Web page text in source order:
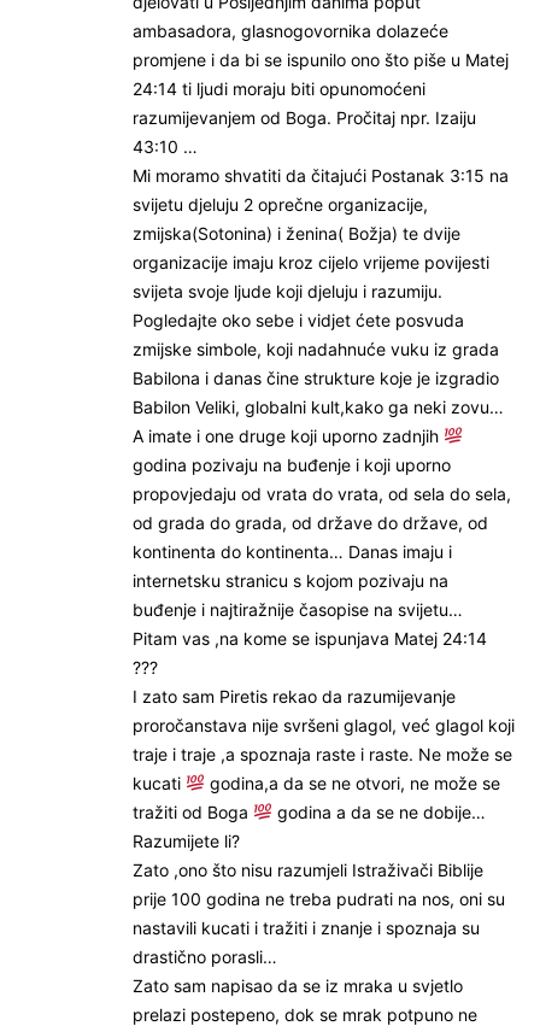
ambasadora, glasnogovornika dolazeće
promjene i da bi se ispunilo ono što piše u Matej
24:14 ti ljudi moraju biti opunomoćeni
razumijevanjem od Boga. Pročitaj npr. Izaiju
43:10 …
Mi moramo shvatiti da čitajući Postanak 3:15 na
svijetu djeluju 2 oprečne organizacije,
zmijska(Sotonina) i ženina( Božja) te dvije
organizacije imaju kroz cijelo vrijeme povijesti
svijeta svoje ljude koji djeluju i razumiju.
Pogledajte oko sebe i vidjet ćete posvuda
zmijske simbole, koji nadahnuće vuku iz grada
Babilona i danas čine strukture koje je izgradio
Babilon Veliki, globalni kult,kako ga neki zovu…
A imate i one druge koji uporno zadnjih
godina pozivaju na buđenje i koji uporno
propovjedaju od vrata do vrata, od sela do sela,
od grada do grada, od države do države, od
kontinenta do kontinenta… Danas imaju i
internetsku stranicu s kojom pozivaju na
buđenje i najtiražnije časopise na svijetu…
Pitam vas ,na kome se ispunjava Matej 24:14
???
I zato sam Piretis rekao da razumijevanje
proročanstava nije svršeni glagol, već glagol koji
traje i traje ,a spoznaja raste i raste. Ne može se
kucati
godina,a da se ne otvori, ne može se
tražiti od Boga
godina a da se ne dobije…
Razumijete li?
Zato ,ono što nisu razumjeli Istraživači Biblije
prije 100 godina ne treba pudrati na nos, oni su
nastavili kucati i tražiti i znanje i spoznaja su
drastično porasli…
Zato sam napisao da se iz mraka u svjetlo
prelazi postepeno, dok se mrak potpuno ne